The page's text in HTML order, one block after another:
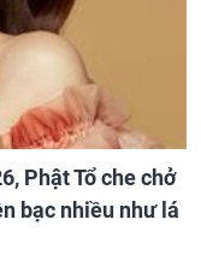
Phật Tổ che chở
bạc nhiều như lá